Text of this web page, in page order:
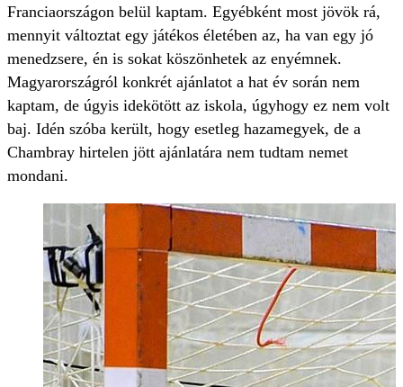
Franciaországon belül kaptam. Egyébként most jövök rá,
mennyit változtat egy játékos életében az, ha van egy jó
menedzsere, én is sokat köszönhetek az enyémnek.
Magyarországról konkrét ajánlatot a hat év során nem
kaptam, de úgyis idekötött az iskola, úgyhogy ez nem volt
baj. Idén szóba került, hogy esetleg hazamegyek, de a
Chambray hirtelen jött ajánlatára nem tudtam nemet
mondani.